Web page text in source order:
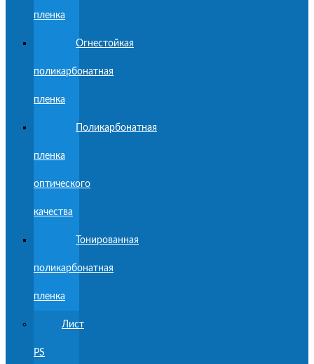
пленка
Огнестойкая
поликарбонатная
пленка
Поликарбонатная
пленка
оптического
качества
Тонированная
поликарбонатная
пленка
Лист
PS